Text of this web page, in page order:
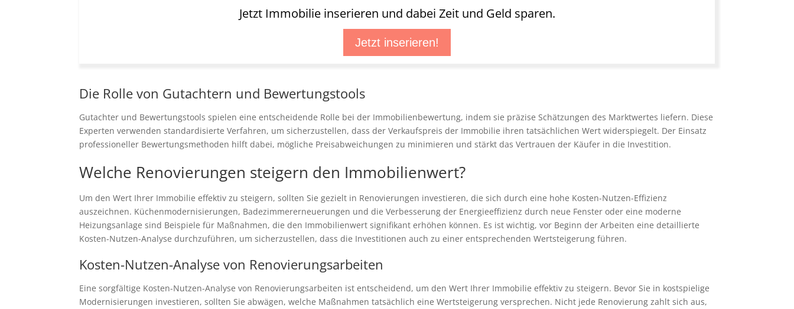
Jetzt Immobilie inserieren und dabei Zeit und Geld sparen.
Jetzt inserieren!
Die Rolle von Gutachtern und Bewertungstools
Gutachter und Bewertungstools spielen eine entscheidende Rolle bei der Immobilienbewertung, indem sie präzise Schätzungen des Marktwertes liefern. Diese
Experten verwenden standardisierte Verfahren, um sicherzustellen, dass der Verkaufspreis der Immobilie ihren tatsächlichen Wert widerspiegelt. Der Einsatz
professioneller Bewertungsmethoden hilft dabei, mögliche Preisabweichungen zu minimieren und stärkt das Vertrauen der Käufer in die Investition.
Welche Renovierungen steigern den Immobilienwert?
Um den Wert Ihrer Immobilie effektiv zu steigern, sollten Sie gezielt in Renovierungen investieren, die sich durch eine hohe Kosten-Nutzen-Effizienz
auszeichnen. Küchenmodernisierungen, Badezimmererneuerungen und die Verbesserung der Energieeffizienz durch neue Fenster oder eine moderne
Heizungsanlage sind Beispiele für Maßnahmen, die den Immobilienwert signifikant erhöhen können. Es ist wichtig, vor Beginn der Arbeiten eine detaillierte
Kosten-Nutzen-Analyse durchzuführen, um sicherzustellen, dass die Investitionen auch zu einer entsprechenden Wertsteigerung führen.
Kosten-Nutzen-Analyse von Renovierungsarbeiten
Eine sorgfältige Kosten-Nutzen-Analyse von Renovierungsarbeiten ist entscheidend, um den Wert Ihrer Immobilie effektiv zu steigern. Bevor Sie in kostspielige
Modernisierungen investieren, sollten Sie abwägen, welche Maßnahmen tatsächlich eine Wertsteigerung versprechen. Nicht jede Renovierung zahlt sich aus,